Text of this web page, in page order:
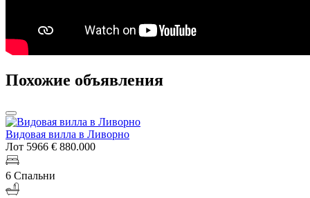
Похожие объявления
Видовая вилла в Ливорно
Лот 5966 € 880.000
6 Спальни